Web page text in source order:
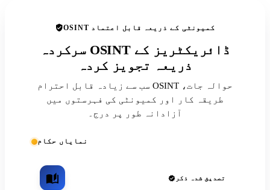
OSINT کمیونٹی کے ذریعہ قابل اعتماد
سرکردہ OSINT ڈائریکٹریز کے
ذریعہ تجویز کردہ
سب سے زیادہ قابل احترام OSINT حوالہ جات،
طریقہ کار اور کمیونٹی کی فہرستوں میں
آزادانہ طور پر درج۔
نمایاں حکام
تصدیق شدہ ذکر